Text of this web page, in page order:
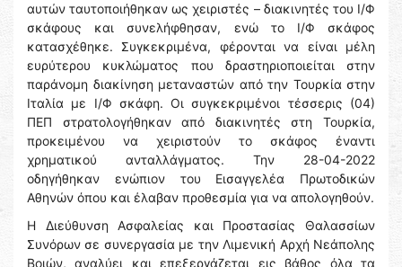
αυτών ταυτοποιήθηκαν ως χειριστές – διακινητές του Ι/Φ
σκάφους και συνελήφθησαν, ενώ το Ι/Φ σκάφος
κατασχέθηκε. Συγκεκριμένα, φέρονται να είναι μέλη
ευρύτερου κυκλώματος που δραστηριοποιείται στην
παράνομη διακίνηση μεταναστών από την Τουρκία στην
Ιταλία με Ι/Φ σκάφη. Οι συγκεκριμένοι τέσσερις (04)
ΠΕΠ στρατολογήθηκαν από διακινητές στη Τουρκία,
προκειμένου να χειριστούν το σκάφος έναντι
χρηματικού ανταλλάγματος. Την 28-04-2022
οδηγήθηκαν ενώπιον του Εισαγγελέα Πρωτοδικών
Αθηνών όπου και έλαβαν προθεσμία για να απολογηθούν.
Η Διεύθυνση Ασφαλείας και Προστασίας Θαλασσίων
Συνόρων σε συνεργασία με την Λιμενική Αρχή Νεάπολης
Βοιών, αναλύει και επεξεργάζεται εις βάθος όλα τα